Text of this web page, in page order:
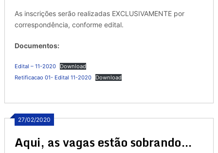
As inscrições serão realizadas EXCLUSIVAMENTE por
correspondência, conforme edital.
Documentos:
Edital – 11-2020
Download
Retificacao 01- Edital 11-2020
Download
27/02/2020
Aqui, as vagas estão sobrando…